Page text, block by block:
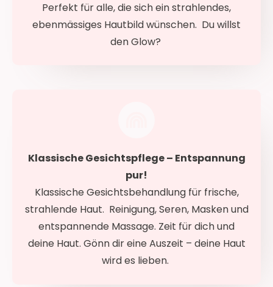
Perfekt für alle, die sich ein strahlendes,
ebenmässiges Hautbild wünschen. Du willst
den Glow?
Klassische Gesichtspflege – Entspannung
pur!
Klassische Gesichtsbehandlung für frische,
strahlende Haut. Reinigung, Seren, Masken und
entspannende Massage. Zeit für dich und
deine Haut. Gönn dir eine Auszeit – deine Haut
wird es lieben.